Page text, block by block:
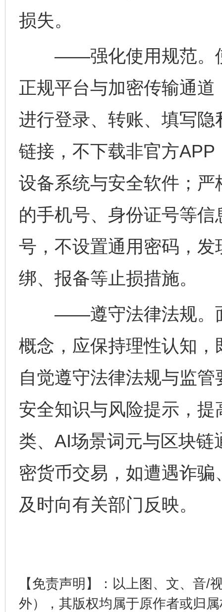
损失。
——强化使用规范。使
正规平台与加密传输通
进行登录、转账、填写
链接，不下载非官方
设备系统与安全软件；
的手机号、身份证号等
号，不设置通用密码，
绑、报备等止损措施。
——遵守法律法规。面
概念，应保持理性认知
自觉遵守法律法规与监
安全知识与风险提示，
类、AI场景词元与区块
密货币交易，如遭遇诈
及时向有关部门反映。
【免责声明】：以上图、文、音/
外），其版权均属于原作者或归
完善运行机制助力责任有效落实 一纸欠